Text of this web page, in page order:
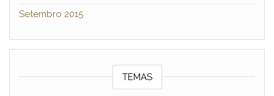
Setembro 2015
TEMAS